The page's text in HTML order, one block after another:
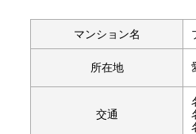
マンション名
所在地
交通